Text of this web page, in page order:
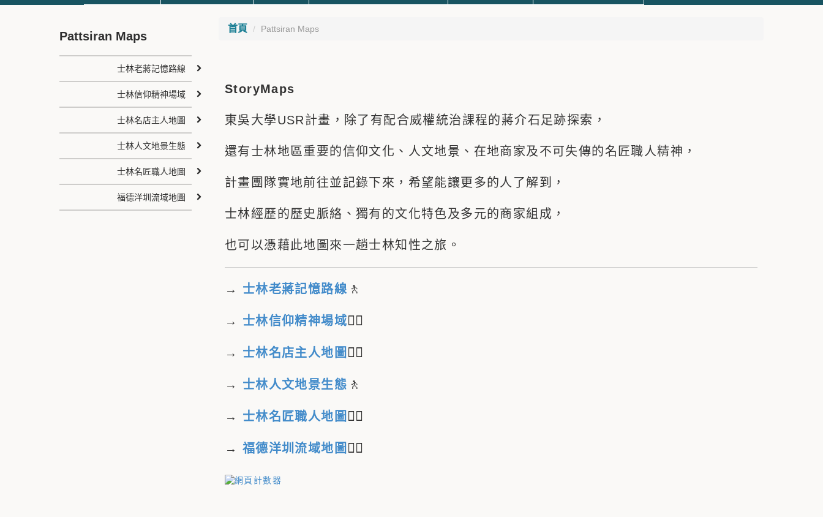
首頁 Pattsiran Maps
StoryMaps
東吳大學USR計畫，除了有配合威權統治課程的蔣介石足跡探索，
還有士林地區重要的信仰文化、人文地景、在地商家及不可失傳的名匠職人精神，
計畫團隊實地前往並記錄下來，希望能讓更多的人了解到，
士林經歷的歷史脈絡、獨有的文化特色及多元的商家組成，
也可以憑藉此地圖來一趟士林知性之旅。
→ 士林老蔣記憶路線 🚶
→ 士林信仰精神場域🚶‍♂️
→ 士林名店主人地圖 🚶‍♀️
→ 士林人文地景生態 🚶
→ 士林名匠職人地圖 🚶‍♀️
→ 福德洋圳流域地圖 🚶‍♀️
Pattsiran Maps
士林老蔣記憶路線
士林信仰精神場域
士林名店主人地圖
士林人文地景生態
士林名匠職人地圖
福德洋圳流域地圖